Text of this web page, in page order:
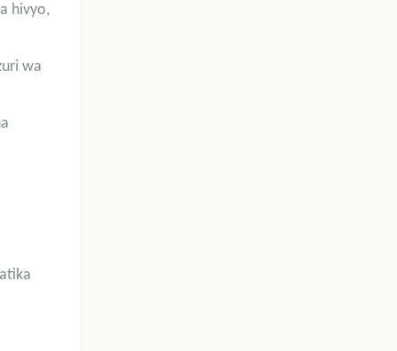
hivyo,
wa